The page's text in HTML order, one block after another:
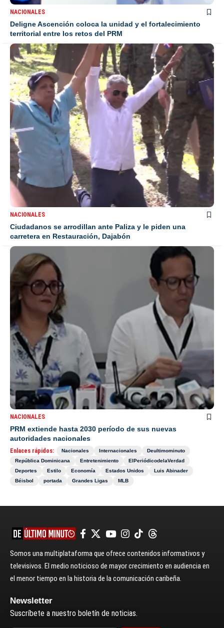
NACIONALES
Deligne Ascención coloca la unidad y el fortalecimiento
territorial entre los retos del PRM
NACIONALES
Ciudadanos se arrodillan ante Paliza y le piden una
carretera en Restauración, Dajabón
NACIONALES
PRM extiende hasta 2030 período de sus nuevas
autoridades nacionales
Enlaces rápidos: Nacionales Internacionales
Deultimominuto
República Dominicana
Entretenimiento
ElPeriódicodelaVerdad
Deportes
Estilo Economía Estados Unidos
Luis Abinader
Béisbol
portada Grandes Ligas MLB
Somos una multiplataforma que ofrece contenidos informativos y
televisivos. El medio noticioso de mayor crecimiento en audiencia en
el menor tiempo en la historia de la comunicación caribeña.
Newsletter
Suscríbete a nuestro boletín de noticias.